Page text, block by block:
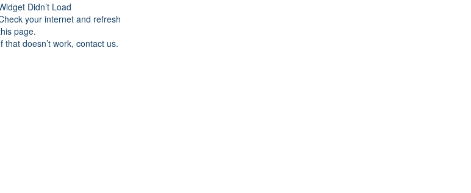
Didn’t Load
your internet and refresh
page.
that doesn’t work, contact us.